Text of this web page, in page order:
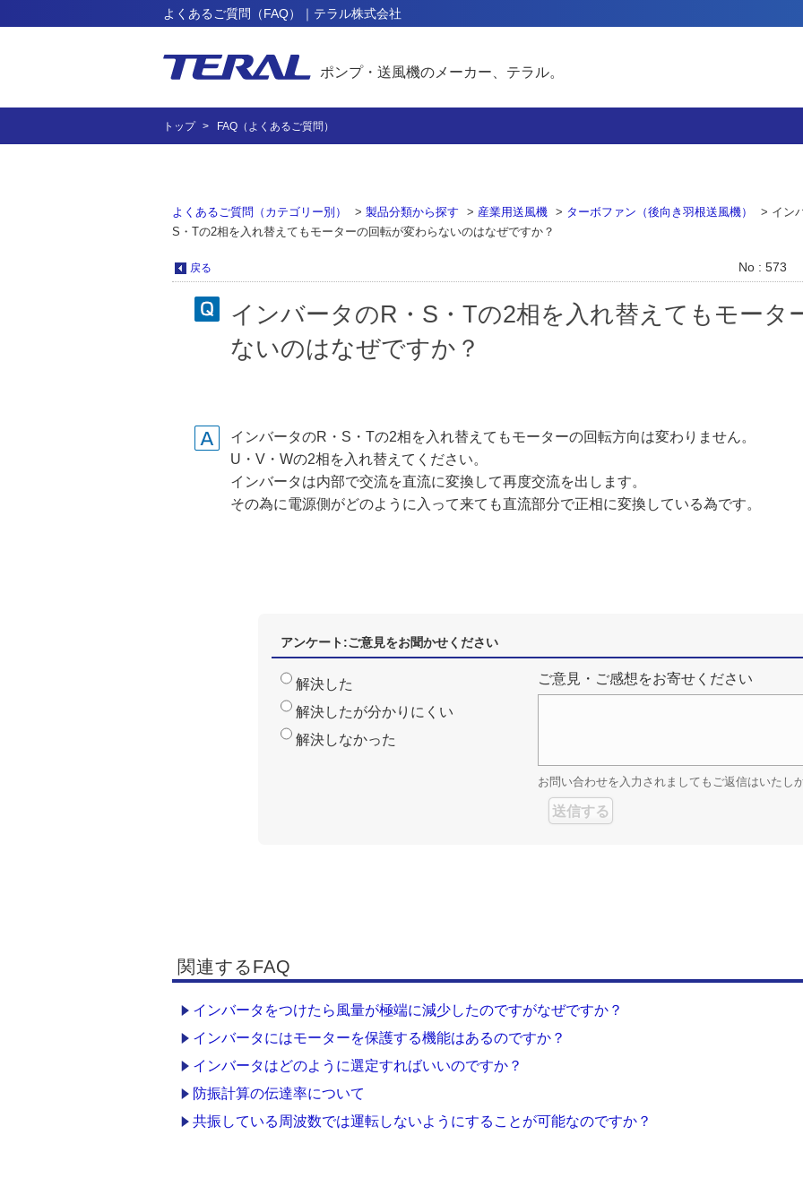
よくあるご質問（FAQ）｜テラル株式会社
ポンプ・送風機のメーカー、テラル。
トップ FAQ（よくあるご質問）
よくあるご質問（カテゴリー別） > 製品分類から探す > 産業用送風機 > ターボファン（後向き羽根送風機） > イン
S・Tの2相を入れ替えてもモーターの回転が変わらないのはなぜですか？
戻る No : 573
インバータのR・S・Tの2相を入れ替えてもモータ
ないのはなぜですか？
インバータのR・S・Tの2相を入れ替えてもモーターの回転方向は変わりません。
U・V・Wの2相を入れ替えてください。
インバータは内部で交流を直流に変換して再度交流を出します。
その為に電源側がどのように入って来ても直流部分で正相に変換している為です。
アンケート:ご意見をお聞かせください
解決した
解決したが分かりにくい
解決しなかった
ご意見・ご感想をお寄せください
お問い合わせを入力されましてもご返信はいたし
関連するFAQ
インバータをつけたら風量が極端に減少したのですがなぜですか？
インバータにはモーターを保護する機能はあるのですか？
インバータはどのように選定すればいいのですか？
防振計算の伝達率について
共振している周波数では運転しないようにすることが可能なのですか？